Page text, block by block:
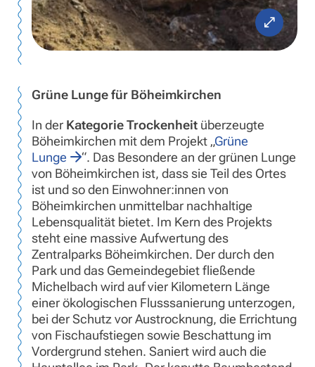
Grüne Lunge für Böheimkirchen
In der Kategorie Trockenheitüberzeugte
Böheimkirchen mit dem Projekt „Grüne
Lunge
“. Das Besondere an der grünen Lunge
von Böheimkirchen ist, dass sie Teil des Ortes
ist und so den Einwohner:innen von
Böheimkirchen unmittelbar nachhaltige
Lebensqualität bietet. Im Kern des Projekts
steht eine massive Aufwertung des
Zentralparks Böheimkirchen. Der durch den
Park und das Gemeindegebiet fließende
Michelbach wird auf vier Kilometern Länge
einer ökologischen Flusssanierung unterzogen,
bei der Schutz vor Austrocknung, die Errichtung
von Fischaufstiegen sowie Beschattung im
Vordergrund stehen. Saniert wird auch die